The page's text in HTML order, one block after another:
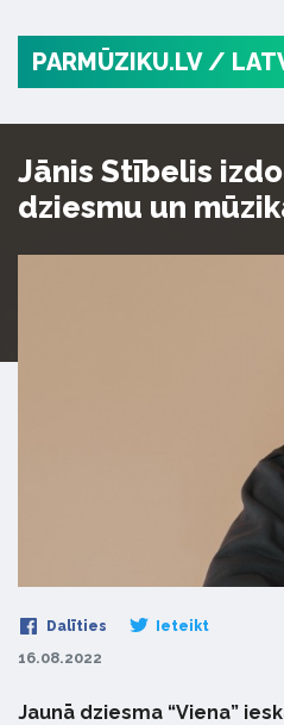
PARMŪZIKU.LV /
Jānis Stībelis
dziesmu un
Dalīties Ieteikt
16.08.2022
Jaunā dziesma “Viena”